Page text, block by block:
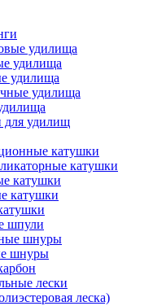
удилища
удилища
удилища
удилища
для удилищ
катушки
катушки
катушки
катушки
шпули
шнуры
шнуры
лески
леска)